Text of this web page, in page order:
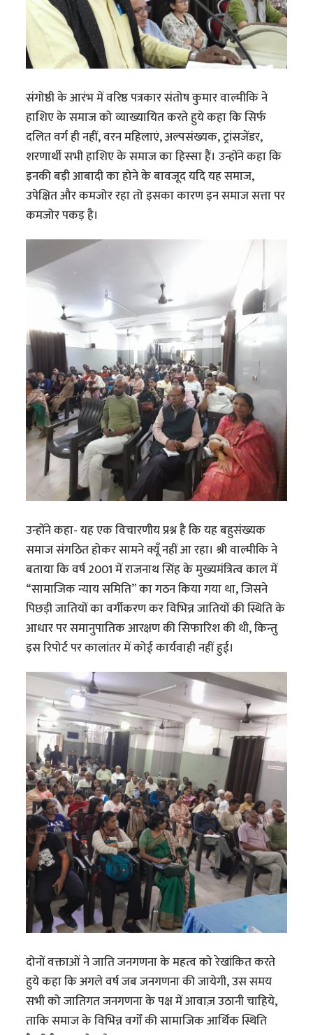
संगोष्ठी के आरंभ में वरिष्ठ पत्रकार संतोष कुमार वाल्मीकि ने
हाशिए के समाज को व्याख्यायित करते हुये कहा कि सिर्फ
दलित वर्ग ही नहीं, वरन महिलाएं, अल्पसंख्यक, ट्रांसजेंडर,
शरणार्थी सभी हाशिए के समाज का हिस्सा हैं। उन्होंने कहा कि
इनकी बड़ी आबादी का होने के बावजूद यदि यह समाज,
उपेक्षित और कमजोर रहा तो इसका कारण इन समाज सत्ता पर
कमजोर पकड़ है।
उन्होंने कहा- यह एक विचारणीय प्रश्न है कि यह बहुसंख्यक
समाज संगठित होकर सामने क्यूँ नहीं आ रहा। श्री वाल्मीकि ने
बताया कि वर्ष 2001 में राजनाथ सिंह के मुख्यमंत्रित्व काल में
“सामाजिक न्याय समिति” का गठन किया गया था, जिसने
पिछड़ी जातियों का वर्गीकरण कर विभिन्न जातियों की स्थिति के
आधार पर समानुपातिक आरक्षण की सिफारिश की थी, किन्तु
इस रिपोर्ट पर कालांतर में कोई कार्यवाही नहीं हुई।
दोनों वक्ताओं ने जाति जनगणना के महत्व को रेखांकित करते
हुये कहा कि अगले वर्ष जब जनगणना की जायेगी, उस समय
सभी को जातिगत जनगणना के पक्ष में आवाज़ उठानी चाहिये,
ताकि समाज के विभिन्न वर्गों की सामाजिक आर्थिक स्थिति